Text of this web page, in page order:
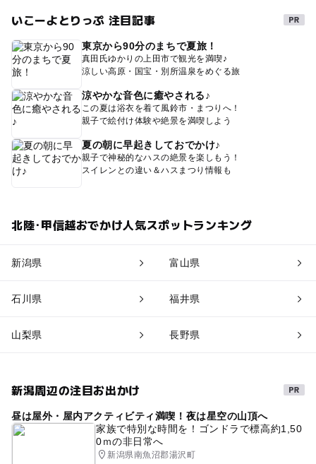
いこーよとりっぷ 注目記事
東京から90分のまちで夏旅！
真田氏ゆかりの上田市で観光を満喫♪
涼しい高原・国宝・別所温泉をめぐる旅
涼やかな音色に癒やされる♪
この夏は浴衣を着て風鈴市・まつりへ！
親子で絵付け体験や絶景を満喫しよう
夏の朝に早起きしておでかけ♪
親子で神秘的なハスの絶景を楽しもう！
スイレンとの違い＆ハスまつり情報も
北陸･甲信越おでかけ人気スポットランキング
新潟県 富山県
石川県 福井県
山梨県 長野県
新潟周辺の注目お出かけ
昼は屋外・屋内アクティビティ満喫！夜は星空の山頂へ
家族で特別な時間を！ゴンドラで標高約1,50
0ｍの非日常へ
新潟県南魚沼郡湯沢町